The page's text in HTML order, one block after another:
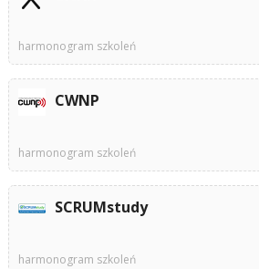
harmonogram szkoleń
CWNP
harmonogram szkoleń
SCRUMstudy
harmonogram szkoleń